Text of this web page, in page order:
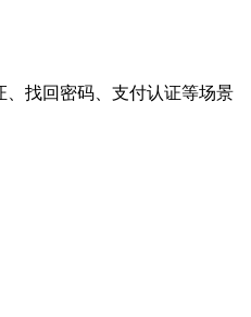
找回密码、支付认证等场景